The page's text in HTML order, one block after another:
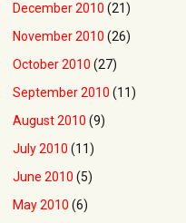
December 2010 (21)
November 2010 (26)
October 2010 (27)
September 2010 (11)
August 2010 (9)
July 2010 (11)
June 2010 (5)
May 2010 (6)